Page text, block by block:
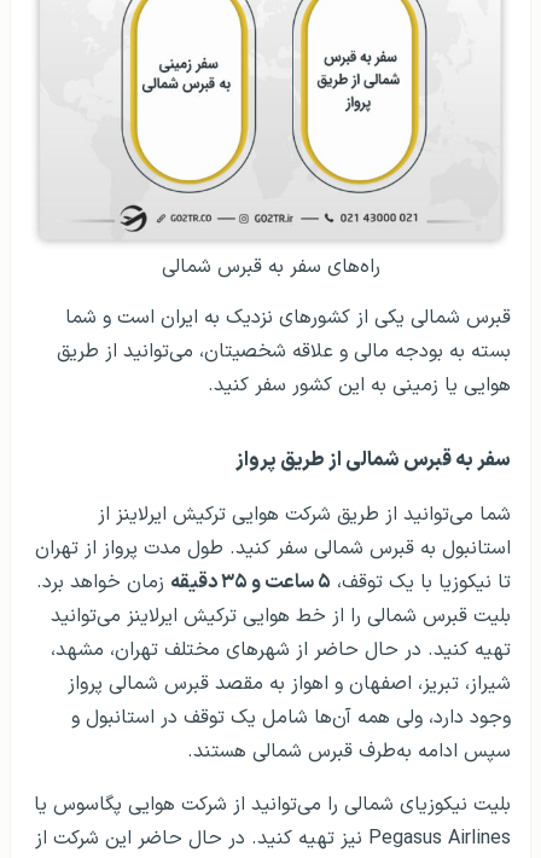
راه‌های سفر به قبرس شمالی
قبرس شمالی یکی از کشورهای نزدیک به ایران است و شما
بسته به بودجه مالی و علاقه شخصیتان، می‌توانید از طریق
هوایی یا زمینی به این کشور سفر کنید.
سفر به قبرس شمالی از طریق پرواز
شما می‌توانید از طریق شرکت هوایی ترکیش ایرلاینز از
استانبول به قبرس شمالی سفر کنید. طول مدت پرواز از تهران
تا نیکوزیا با یک توقف، ۵ ساعت و ۳۵ دقیقه
زمان خواهد برد.
بلیت قبرس شمالی را از خط هوایی ترکیش ایرلاینز می‌توانید
تهیه کنید. در حال حاضر از شهرهای مختلف تهران، مشهد،
شیراز، تبریز، اصفهان و اهواز به مقصد قبرس شمالی پرواز
وجود دارد، ولی همه آن‌ها شامل یک توقف در استانبول و
سپس ادامه به‌طرف قبرس شمالی هستند.
بلیت نیکوزیای شمالی را می‌توانید از شرکت هوایی پگاسوس یا
Pegasus Airlines نیز تهیه کنید. در حال حاضر این شرکت از